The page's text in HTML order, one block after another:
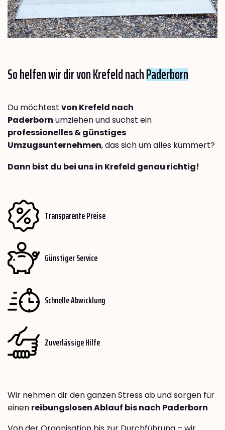
So helfen wir dir von Krefeld nachPaderborn
Du möchtest von Krefeld nach
Paderborn umziehen und suchst ein
professionelles & günstiges
Umzugsunternehmen, das sich um alles kümmert?
Dann bist du bei uns in Krefeld genau richtig!
Transparente Preise
Günstiger Service
Schnelle Abwicklung
Zuverlässige Hilfe
Wir nehmen dir den ganzen Stress ab und sorgen für
einen reibungslosen Ablauf bis nach Paderborn